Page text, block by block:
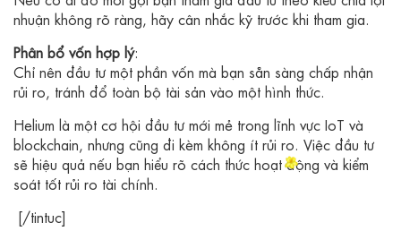
nhuận không rõ ràng, hãy cân nhắc kỹ trước khi tham gia.
Phân bổ vốn hợp lý:
Chỉ nên đầu tư một phần vốn mà bạn sẵn sàng chấp nhận
rủi ro, tránh đổ toàn bộ tài sản vào một hình thức.
Helium là một cơ hội đầu tư mới mẻ trong lĩnh vực IoT và
blockchain, nhưng cũng đi kèm không ít rủi ro. Việc đầu tư
sẽ hiệu quả nếu bạn hiểu rõ cách thức hoạt động và kiểm
soát tốt rủi ro tài chính.
[/tintuc]